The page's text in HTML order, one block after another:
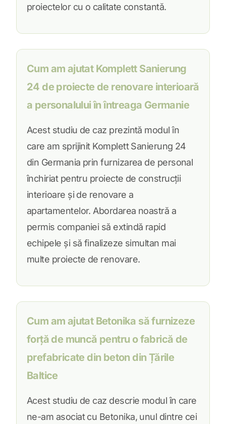
proiectelor cu o calitate constantă.
Cum am ajutat Komplett Sanierung
24 de proiecte de renovare interioară
a personalului în întreaga Germanie
Acest studiu de caz prezintă modul în
care am sprijinit Komplett Sanierung 24
din Germania prin furnizarea de personal
închiriat pentru proiecte de construcții
interioare și de renovare a
apartamentelor. Abordarea noastră a
permis companiei să extindă rapid
echipele și să finalizeze simultan mai
multe proiecte de renovare.
Cum am ajutat Betonika să furnizeze
forță de muncă pentru o fabrică de
prefabricate din beton din Țările
Baltice
Acest studiu de caz descrie modul în care
ne-am asociat cu Betonika, unul dintre cei